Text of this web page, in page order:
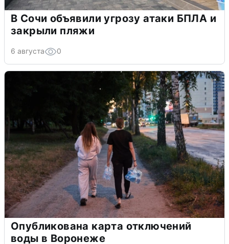
В Сочи объявили угрозу атаки БПЛА и
закрыли пляжи
6 августа 0
Опубликована карта отключений
воды в Воронеже